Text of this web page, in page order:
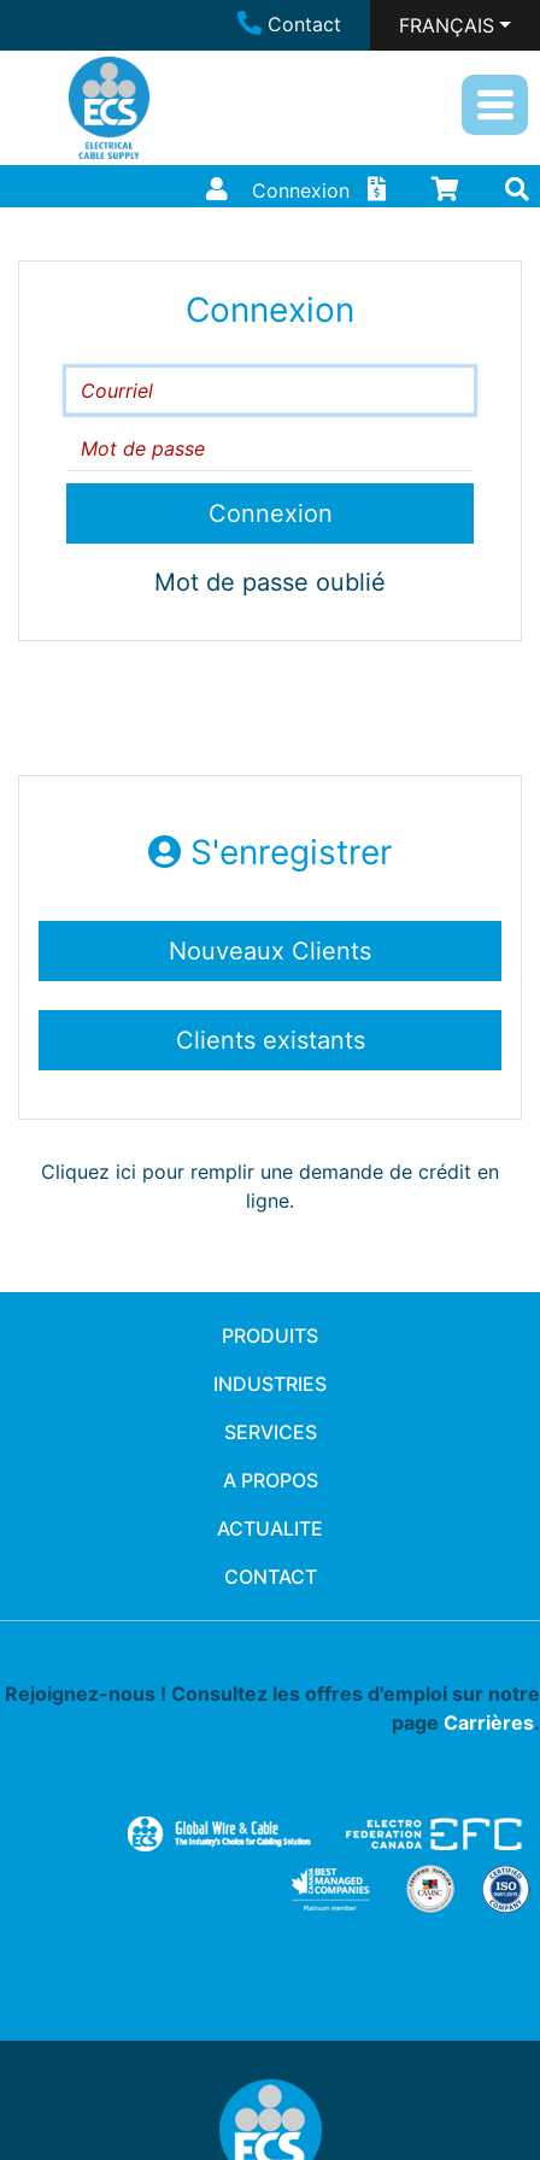
Contact FRANÇAIS
Connexion
Connexion
Courriel
Mot de passe
Mot de passe oublié
S'enregistrer
Cliquez ici pour remplir une demande de crédit en
ligne.
PRODUITS
INDUSTRIES
SERVICES
A PROPOS
ACTUALITE
CONTACT
Rejoignez-nous ! Consultez les offres d'emploi sur notre
page Carrières.